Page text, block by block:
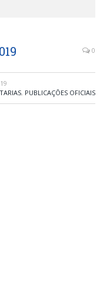
0
, PUBLICAÇÕES OFICIAIS